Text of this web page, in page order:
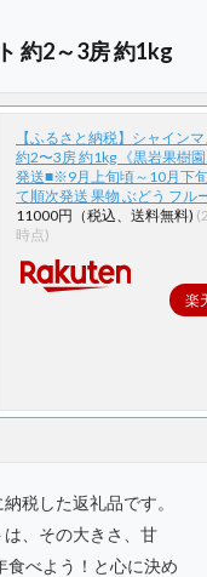
約2～3房 約1kg
【ふるさと納税】シャイン
約2〜3房 約1kg 《黒岩果樹
発送■※9月上旬頃～10月下
て順次発送 果物 ぶどう フル
11000円（税込、送料無料)
時点)
楽
税した返礼品です。
、その大きさ、甘
食べよう！と心に決め